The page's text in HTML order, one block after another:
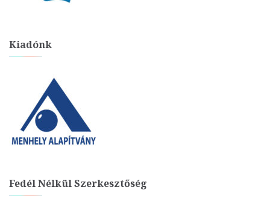
Kiadónk
Fedél Nélkül Szerkesztőség